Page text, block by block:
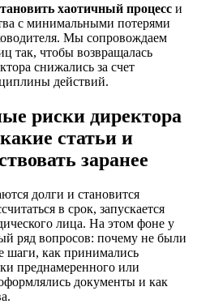
хаотичный процесс и
с минимальными потерями
Мы сопровождаем
так, чтобы возвращалась
снижались за счет
действий.
риски директора
статьи и
заранее
долги и становится
в срок, запускается
лица. На этом фоне у
ряд вопросов: почему не были
шаги, как принимались
преднамеренного или
документы и как